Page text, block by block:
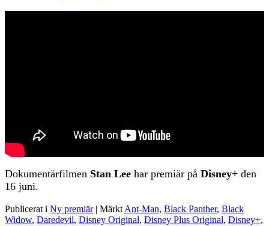
Dokumentärfilmen Stan Lee har premiär på Disney+ den
16 juni.
Publicerat i Ny premiär | Märkt Ant-Man, Black Panther, Black
Widow, Daredevil, Disney Original, Disney Plus Original, Disney+,